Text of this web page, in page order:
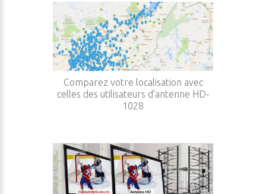
Comparez votre localisation avec
celles des utilisateurs d'antenne HD-
1028